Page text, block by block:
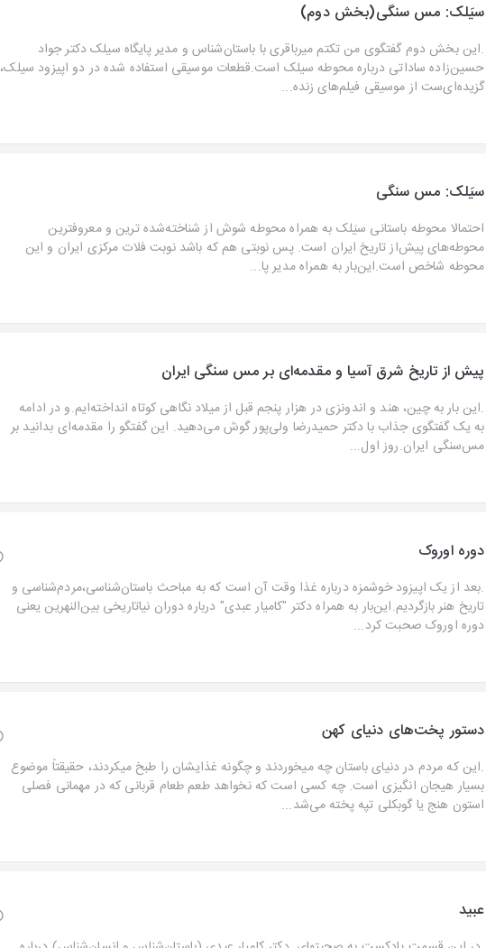
سیَلک: مس سنگی(بخش دوم)
.این‌ بخش دوم گفتگوی من تکتم میرباقری با باستان‌شناس و مدیر پایگاه سیلک دکتر جواد
حسین‌زاده ساداتی درباره محوطه سیلک است.قطعات موسیقی استفاده شده در دو اپیزود سیلک،
گزیده‌ای‌ست از موسیقی فیلم‌های زنده...
سیَلک: مس سنگی
احتمالا محوطه باستانی سیَلک به همراه محوطه شوش از شناخته‌شده‌ ترین و معروفترین
محوطه‌های پیش‌از تاریخ ایران است. پس نوبتی هم که باشد نوبت فلات مرکزی ایران و این
محوطه شاخص است.این‌بار به همراه مدیر پا...
پیش از تاریخ شرق آسیا و مقدمه‌ای بر مس سنگی ایران
.این بار به چین، هند و اندونزی در هزار پنجم قبل از میلاد نگاهی کوتاه انداخته‌ایم.و در ادامه
به یک گفتگوی جذاب با دکتر حمیدرضا ولی‌پور گوش می‌دهید. این گفتگو را مقدمه‌ای بدانید بر
مس‌سنگی ایران.روز اول...
دوره اوروک
.بعد از یک اپیزود خوشمزه درباره غذا وقت آن است که به مباحث باستان‌شناسی،مردم‌شناسی و
تاریخ هنر بازگردیم.این‌بار به همراه دکتر "کامیار عبدی" درباره دوران نیا‌تاریخی بین‌النهرین یعنی
دوره اوروک صحبت کرد...
دستور پخت‌های دنیای کهن
.این که مردم در دنیای باستان چه میخوردند و چگونه غذایشان را طبخ میکردند، حقیقتاً موضوع
بسیار هیجان انگیزی است. چه کسی است که نخواهد طعم طعام قربانی که در مهمانی فصلی
استون هنج یا گوبکلی تپه پخته می‌شد...
عبید